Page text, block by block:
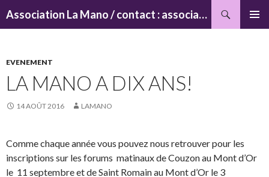
Association La Mano / contact : associationlamano@yahoo.fr
EVENEMENT
LA MANO A DIX ANS!
14 AOÛT 2016 LAMANO
Comme chaque année vous pouvez nous retrouver pour les
inscriptions sur les forums matinaux de Couzon au Mont d’Or
le 11 septembre et de Saint Romain au Mont d’Or le 3